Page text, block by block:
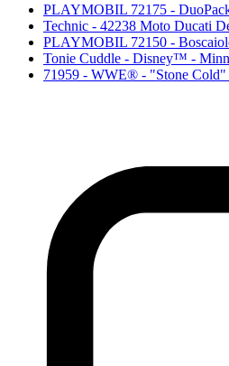
PLAYMOBIL 72175 -
Technic - 42238 Moto Ducati
PLAYMOBIL 72150 -
Tonie Cuddle - Disney™ -
71959 - WWE® - "Stone Cold"